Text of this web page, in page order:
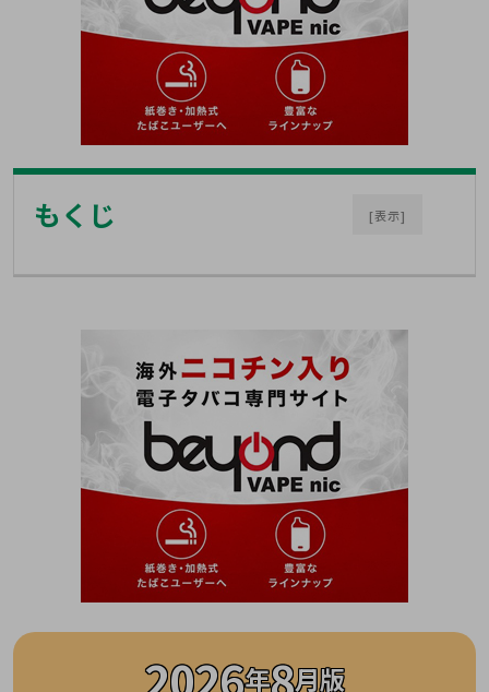
もくじ [表示]
2026年8月版